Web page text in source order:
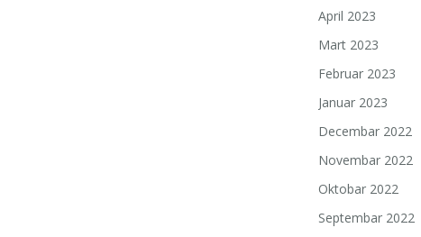
April 2023
Mart 2023
Februar 2023
Januar 2023
Decembar 2022
Novembar 2022
Oktobar 2022
Septembar 2022